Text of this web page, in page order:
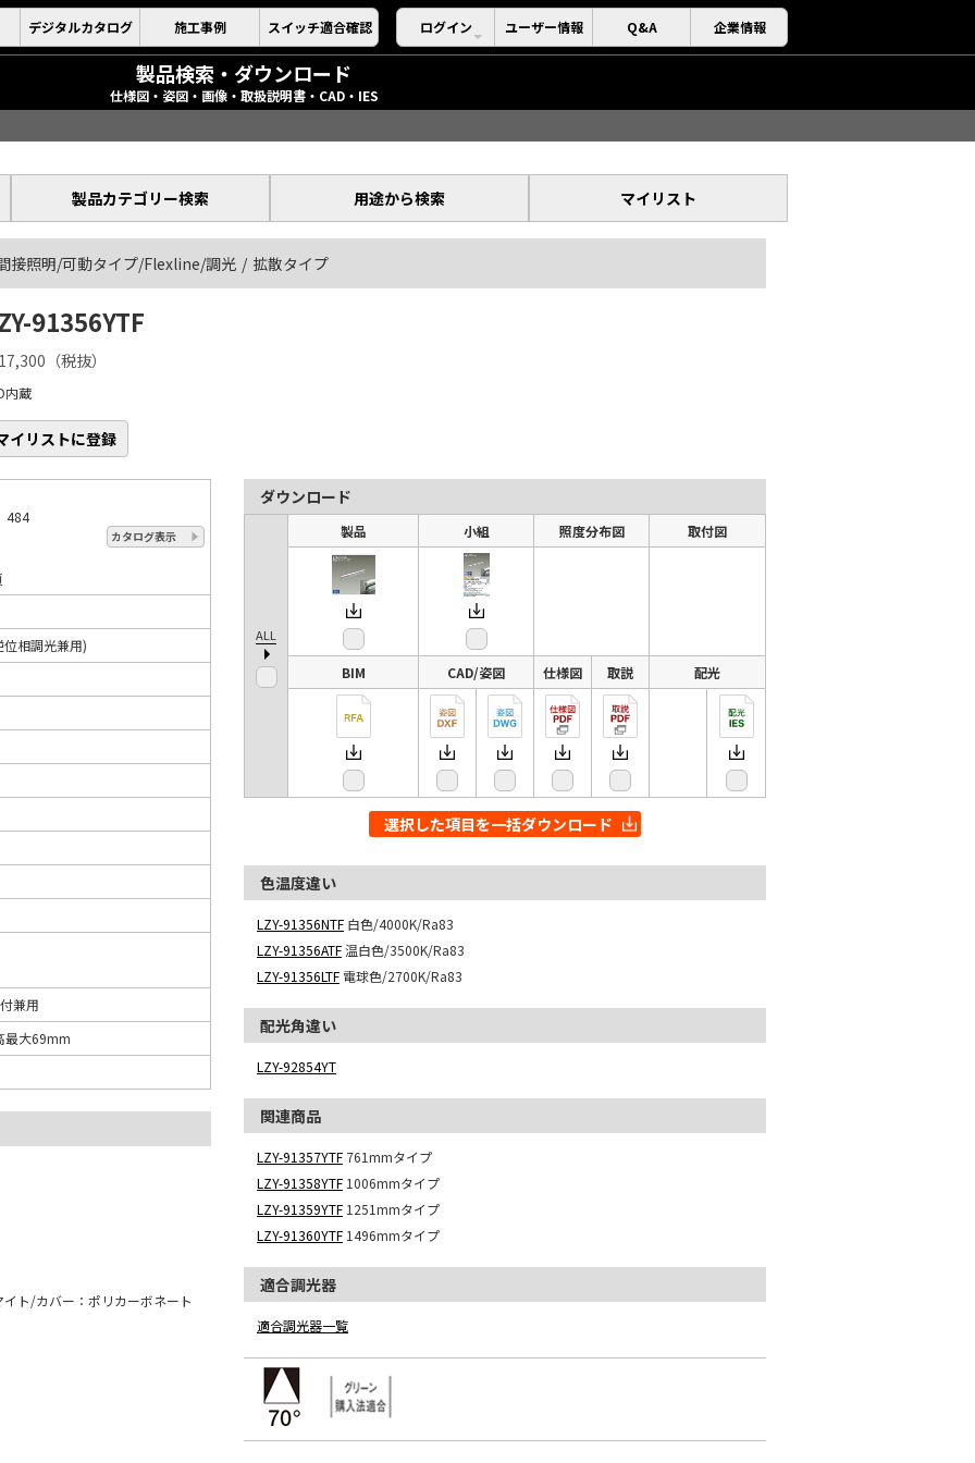
デジタルカタログ 施工事例 スイッチ適合確認 ログイン ユーザー情報 Q&A 企業情報
製品検索・ダウンロード
仕様図・姿図・画像・取扱説明書・CAD・IES
製品カテゴリー検索 用途から検索 マイリスト
接照明/可動タイプ/Flexline/調光 拡散タイプ
91356YTF
（税抜）
内蔵
イリストに登録
484
カタログ表示
相調光兼用)
兼用
最大69mm
ト/カバー：ポリカーボネート
ダウンロード
ALL
製品 小組 照度分布図 取付図
BIM CAD/姿図 仕様図 取説 配光
選択した項目を一括ダウンロード
色温度違い
LZY-91356NTF 白色/4000K/Ra83
LZY-91356ATF温白色/3500K/Ra83
LZY-91356LTF 電球色/2700K/Ra83
配光角違い
LZY-92854YT
関連商品
LZY-91357YTF 761mmタイプ
LZY-91358YTF 1006mmタイプ
LZY-91359YTF 1251mmタイプ
LZY-91360YTF 1496mmタイプ
適合調光器
適合調光器一覧